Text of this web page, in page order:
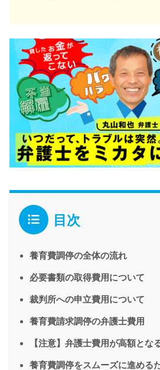
目次
養育費調停の全体の流れ
必要書類の取得費用について
裁判所への申立費用について
養育費請求調停の弁護士費用
【注意】弁護士費用が高額とな
養育費調停をスムーズに進める